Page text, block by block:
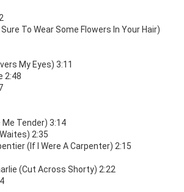
To Wear Some Flowers In Your Hair)
My Eyes) 3:11
2:48
Tender) 3:14
2:35
(If I Were A Carpenter) 2:15
(Cut Across Shorty) 2:22